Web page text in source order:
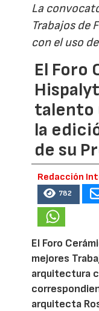
La
Trabajos de
con el uso
El Foro
talento
la
de su
Redacción
782
El Foro
mejores
arquitectura
arquitecta